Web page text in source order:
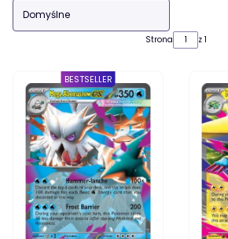
Domyślne
Strona z 1
BESTSELLER